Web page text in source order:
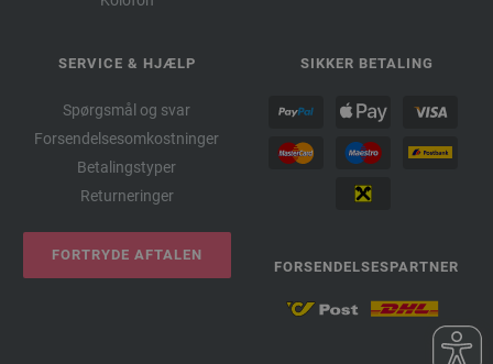
SERVICE & HJÆLP
Spørgsmål og svar
Forsendelsesomkostninger
Betalingstyper
Returneringer
FORTRYDE AFTALEN
SIKKER BETALING
FORSENDELSESPARTNER